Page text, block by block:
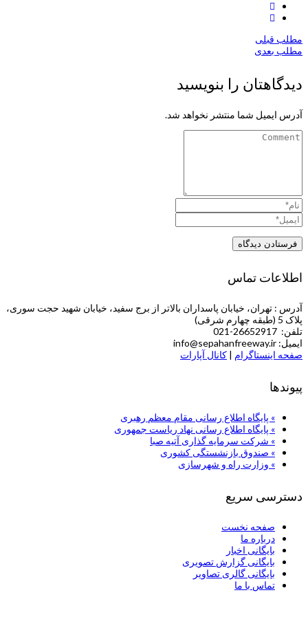
مطلب قبلی
مطلب بعدی
دیدگاهتان را بنویسید
آدرس ایمیل شما منتشر نخواهد شد.
اطلاعات تماس
آدرس : تهران، خیابان پاسداران بالاتر از برج سفید، خیابان شهید حجت سوری،
پلاک 5 (طبقه چهارم شرقی)
تلفن: 26652917-021
ایمیل: info@sepahanfreeway.ir
صفحه اینستاگرام | کانال آپارات
پیوندها
» پایگاه اطلاع رسانی مقام معظم رهبری
» پایگاه اطلاع رسانی نهاد ریاست جمهوری
» شركت سرمایه گذاری آتیه صبا
» صندوق بازنشستگی کشوری
» وزارت راه و شهرسازی
دسترسی سریع
صفحه نخست
درباره ما
بایگانی اخبار
بایگانی گزارش تصویری
بایگانی گالری تصاویر
تماس با ما